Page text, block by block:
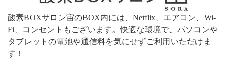
酸素BOXサロン宙のBOX内には、Netflix、エアコン、Wi-
Fi、コンセントもございます。快適な環境で、パソコンや
タブレットの電池や通信料を気にせずご利用いただけま
す！